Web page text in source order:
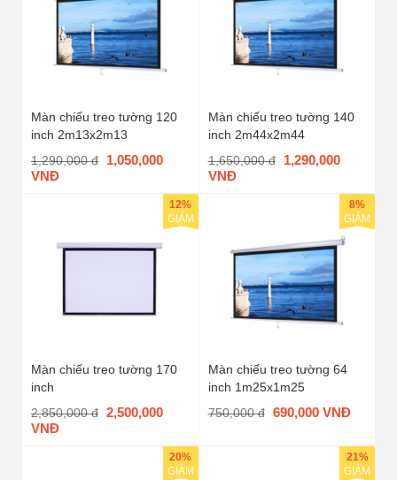
Màn chiếu treo tường 120
inch 2m13x2m13
1,290,000 đ
1,050,000
VNĐ
Màn chiếu treo tường 140
inch 2m44x2m44
1,650,000 đ
1,290,000
VNĐ
Màn chiếu treo tường 170
inch
2,850,000 đ 2,500,000
VNĐ
12%
GIẢM
Màn chiếu treo tường 64
inch 1m25x1m25
750,000 đ 690,000 VNĐ
8%
GIẢM
20%
GIẢM
21%
GIẢM